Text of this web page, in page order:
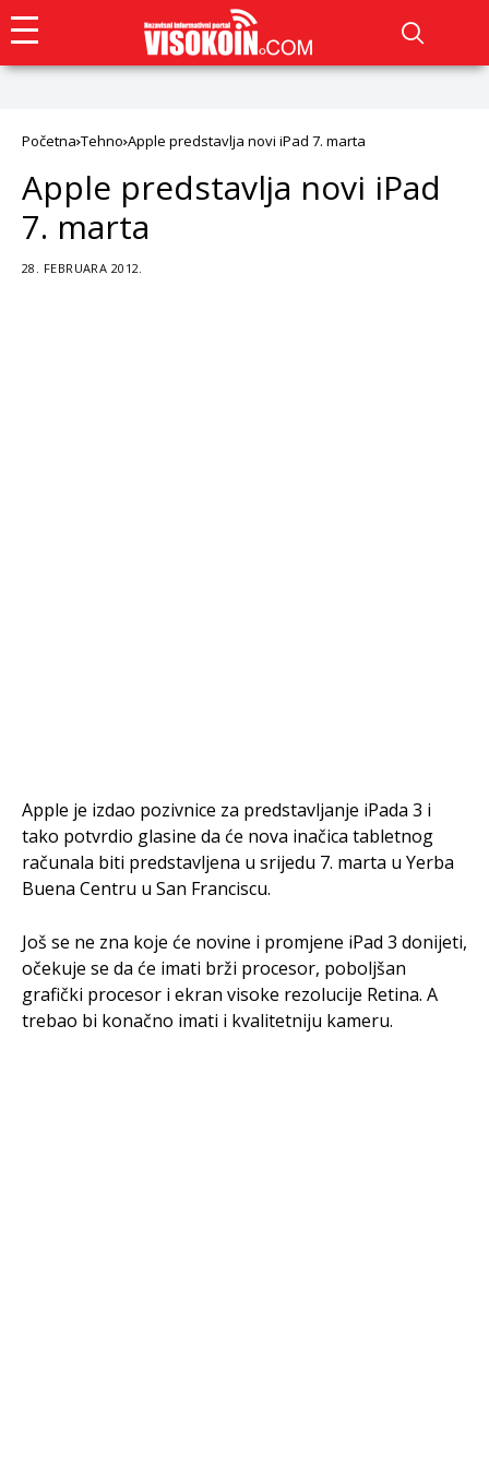
Početna Tehno Apple predstavlja novi iPad 7. marta
Apple predstavlja novi iPad
7. marta
28. FEBRUARA 2012.
Apple je izdao pozivnice za predstavljanje iPada 3 i
tako potvrdio glasine da će nova inačica tabletnog
računala biti predstavljena u srijedu 7. marta u Yerba
Buena Centru u San Franciscu.
Još se ne zna koje će novine i promjene iPad 3 donijeti,
očekuje se da će imati brži procesor, poboljšan
grafički procesor i ekran visoke rezolucije Retina. A
trebao bi konačno imati i kvalitetniju kameru.